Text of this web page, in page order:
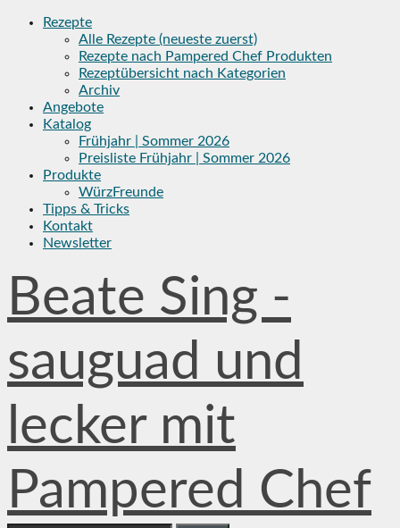
Skip
Rezepte
Alle Rezepte (neueste zuerst)
Rezepte nach Pampered Chef Produkten
Rezeptübersicht nach Kategorien
Archiv
Angebote
Katalog
Frühjahr | Sommer 2026
Preisliste Frühjahr | Sommer 2026
Produkte
WürzFreunde
Tipps & Tricks
Kontakt
Newsletter
Beate Sing -
sauguad und
lecker mit
Pampered Chef